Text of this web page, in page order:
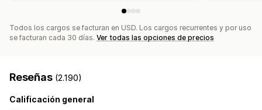
Todos los cargos se facturan en USD. Los cargos recurrentes y por uso
se facturan cada 30 días. Ver todas las opciones de precios
Reseñas (2.190)
Calificación general